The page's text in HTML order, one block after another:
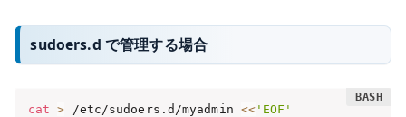
sudoers.d で管理する場合
cat > /etc/sudoers.d/myadmin << 'EOF'